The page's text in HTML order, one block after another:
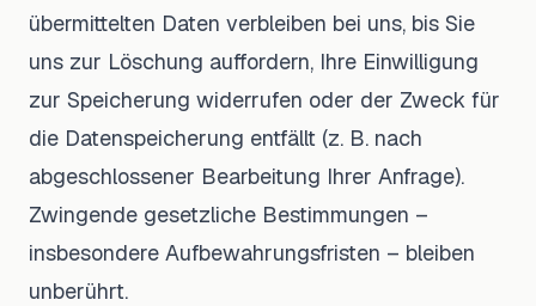
übermittelten Daten verbleiben bei uns, bis Sie
uns zur Löschung auffordern, Ihre Einwilligung
zur Speicherung widerrufen oder der Zweck für
die Datenspeicherung entfällt (z. B. nach
abgeschlossener Bearbeitung Ihrer Anfrage).
Zwingende gesetzliche Bestimmungen –
insbesondere Aufbewahrungsfristen – bleiben
unberührt.